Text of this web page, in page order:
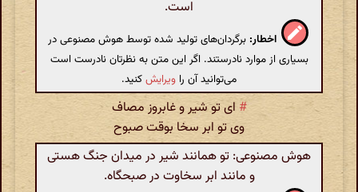
است.
اخطار: برگردان‌های تولید شده توسط هوش مصنوعی در
بسیاری از موارد نادرستند. اگر این متن به نظرتان نادرست است
می‌توانید آن را ویرایشکنید.
# ای تو شیر و غابروز مصاف
وی تو ابر سخا بوقت صبوح
هوش مصنوعی: تو همانند شیر در میدان جنگ هستی
و مانند ابر سخاوت در صبحگاه.